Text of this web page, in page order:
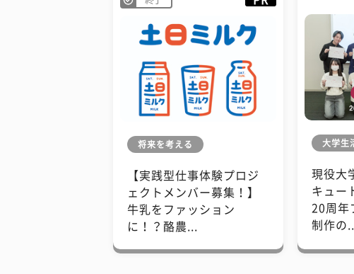
将来を考える
【実践型仕事体験プロジ
ェクトメンバー募集！】
牛乳をファッション
に！？酪農...
大学生
現役大
キュー
20周年
制作の...